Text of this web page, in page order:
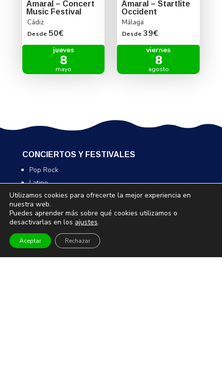
Amaral – Concert
Music Festival
Cádiz
Desde 50€
jueves
8
mayo
Amaral – Startlite
Occident
Málaga
Desde 39€
viernes
8
agosto
CONCIERTOS Y FESTIVALES
Pop Rock
Latino
Flamenco Rumba
Festivales
ESPECTÁCULOS Y MUSICALES
Humor y monólogos
Utilizamos cookies para ofrecerte la mejor experiencia en
nuestra web.
Puedes aprender más sobre qué cookies utilizamos o
desactivarlas en los ajustes.
Aceptar Rechazar